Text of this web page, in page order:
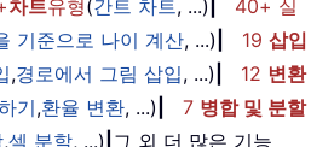
차트유형(간트 차트, ...)
40+ 실
기준으로 나이 계산, ...) 19 삽입
,경로에서 그림 삽입, ...) 12 변환
기,환율 변환, ...) 7 병합 및 분할
,셀 분할, ...) 그 외 더 많은 기능